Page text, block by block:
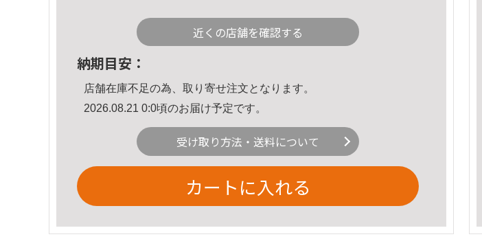
近くの店舗を確認する
納期目安：
店舗在庫不足の為、取り寄せ注文となります。
2026.08.21 0:0頃のお届け予定です。
受け取り方法・送料について
カートに入れる